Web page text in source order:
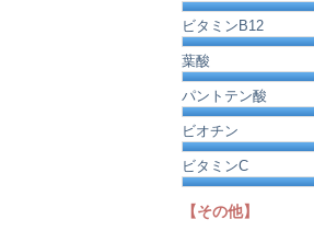
ビタミンB12
葉酸
パントテン酸
ビオチン
ビタミンC
【その他】